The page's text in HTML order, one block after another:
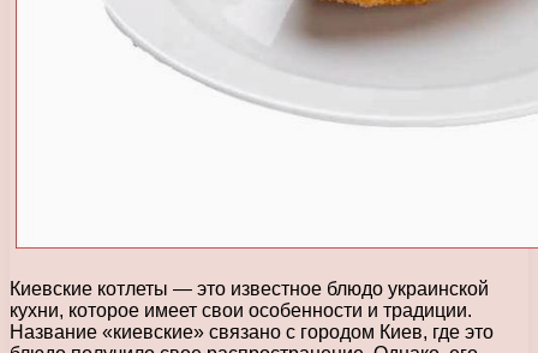
Киевские котлеты — это известное блюдо украинской
кухни, которое имеет свои особенности и традиции.
Название «киевские» связано с городом Киев, где это